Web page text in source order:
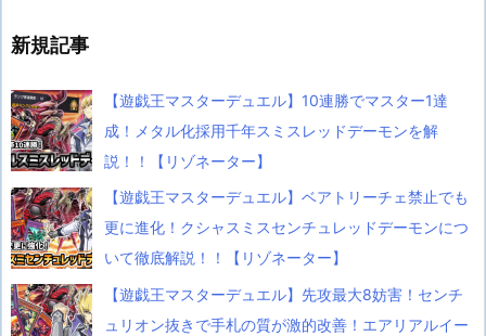
新規記事
【遊戯王マスターデュエル】10連勝でマスター1達
成！メタル化採用千年スミスレッドデーモンを解
説！！【リゾネーター】
【遊戯王マスターデュエル】ベアトリーチェ禁止でも
更に進化！クシャスミスセンチュレッドデーモンにつ
いて徹底解説！！【リゾネーター】
【遊戯王マスターデュエル】先攻最大8妨害！センチ
ュリオン抜きで手札の質が激的改善！エアリアルイー